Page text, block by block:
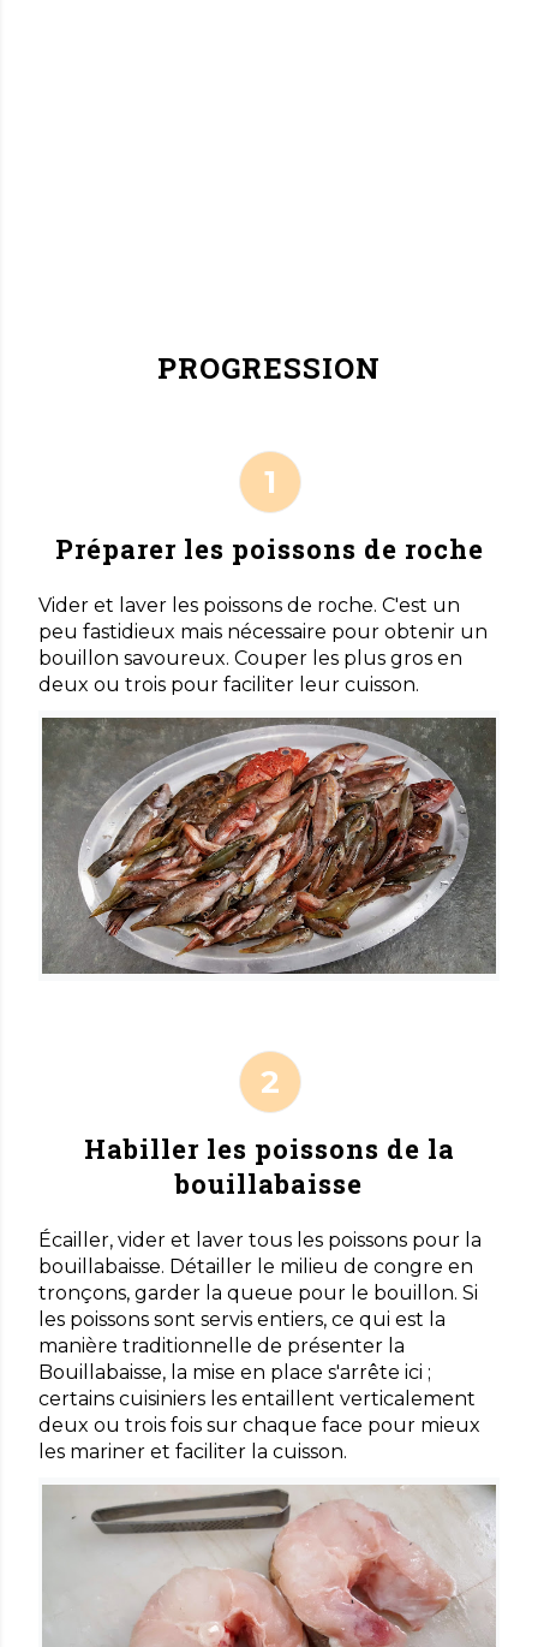
PROGRESSION
Préparer les poissons de roche
Vider et laver les poissons de roche. C'est un
peu fastidieux mais nécessaire pour obtenir un
bouillon savoureux. Couper les plus gros en
deux ou trois pour faciliter leur cuisson.
Habiller les poissons de la
bouillabaisse
Écailler, vider et laver tous les poissons pour la
bouillabaisse. Détailler le milieu de congre en
tronçons, garder la queue pour le bouillon. Si
les poissons sont servis entiers, ce qui est la
manière traditionnelle de présenter la
Bouillabaisse, la mise en place s'arrête ici ;
certains cuisiniers les entaillent verticalement
deux ou trois fois sur chaque face pour mieux
les mariner et faciliter la cuisson.